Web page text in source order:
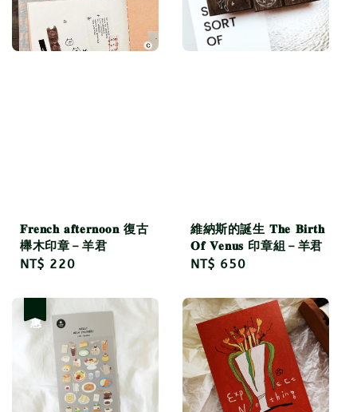
𝐅𝐫𝐞𝐧𝐜𝐡 𝐚𝐟𝐭𝐞𝐫𝐧𝐨𝐨𝐧 復古
櫸木印章－羊君
Regular
NT$ 220
維納斯的誕生 𝐓𝐡𝐞 𝐁𝐢𝐫𝐭𝐡
𝐎𝐟 𝐕𝐞𝐧𝐮𝐬 印章組－羊君
Regular
NT$ 650